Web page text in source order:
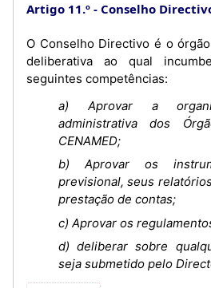
Artigo 11.º Conselho
O Conselho Directivo é o
deliberativa ao qual
seguintes competências:
a) Aprovar a
administrativa dos
CENAMED;
b) Aprovar os
previsional, seus
prestação de contas;
c) Aprovar os
d) deliberar sobre
seja submetido pelo